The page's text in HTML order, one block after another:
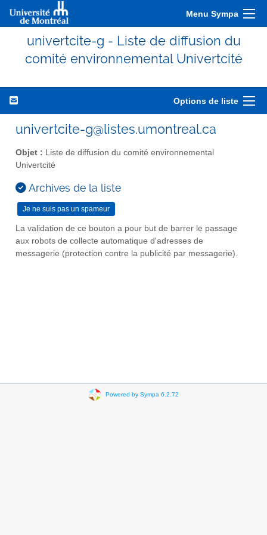
Menu Sympa
univertcite-g - Liste de diffusion du
comité environnemental Univertcité
Options de liste
univertcite-g@listes.umontreal.ca
Objet : Liste de diffusion du comité environnemental
Univertcité
Archives de la liste
La validation de ce bouton a pour but de barrer le passage
aux robots de collecte automatique d'adresses de
messagerie (protection contre la publicité par messagerie).
Powered by Sympa 6.2.72